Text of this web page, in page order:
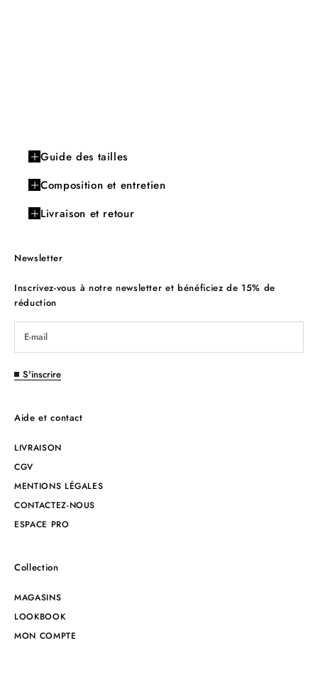
Guide des tailles
Composition et entretien
Livraison et retour
Newsletter
Inscrivez-vous à notre newsletter et bénéficiez de 15% de
réduction
S'inscrire
Aide et contact
LIVRAISON
CGV
MENTIONS LÉGALES
CONTACTEZ-NOUS
ESPACE PRO
Collection
MAGASINS
LOOKBOOK
MON COMPTE